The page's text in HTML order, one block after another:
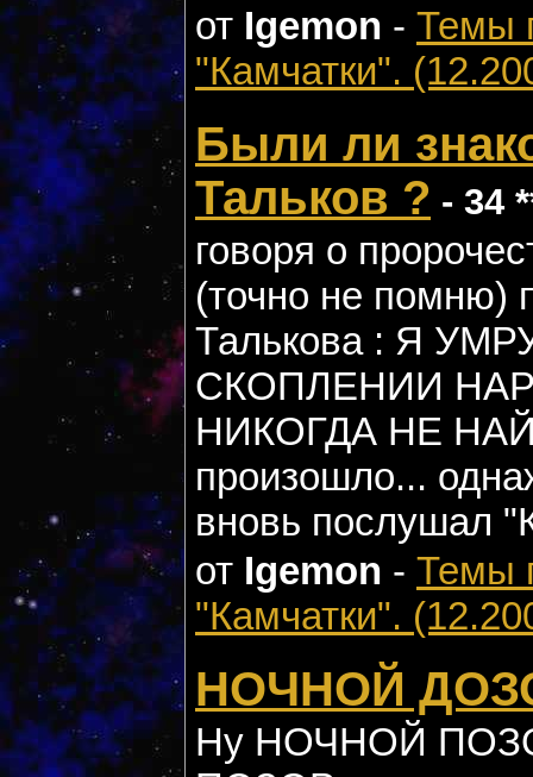
от Igemon - Темы
"Камчатки".
Были ли
Тальков ? - 34
говоря о
(точно не помню)
Талькова : Я
СКОПЛЕНИИ
НИКОГДА НЕ
произошло...
вновь послушал
от Igemon - Темы
"Камчатки".
НОЧНОЙ
Ну НОЧНОЙ